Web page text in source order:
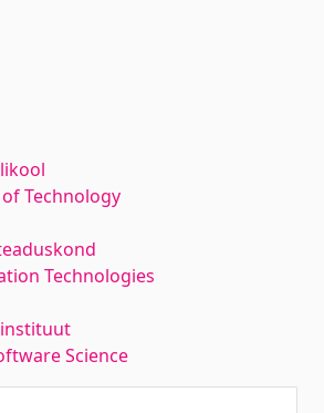
Technology
Technologies
Science